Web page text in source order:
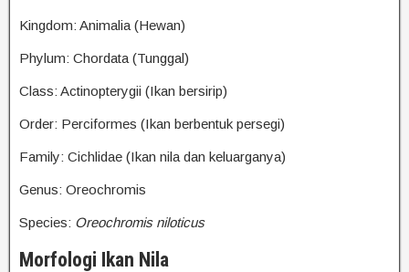
Kingdom: Animalia (Hewan)
Phylum: Chordata (Tunggal)
Class: Actinopterygii (Ikan bersirip)
Order: Perciformes (Ikan berbentuk persegi)
Family: Cichlidae (Ikan nila dan keluarganya)
Genus: Oreochromis
Species: Oreochromis niloticus
Morfologi Ikan Nila